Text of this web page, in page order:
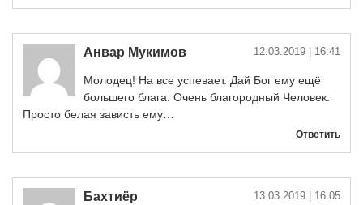
Анвар Мукимов 12.03.2019 | 16:41
Молодец! На все успевает. Дай Бог ему ещё
большего блага. Очень благородный Человек.
Просто белая зависть ему…
Ответить
Бахтиёр 13.03.2019 | 16:05